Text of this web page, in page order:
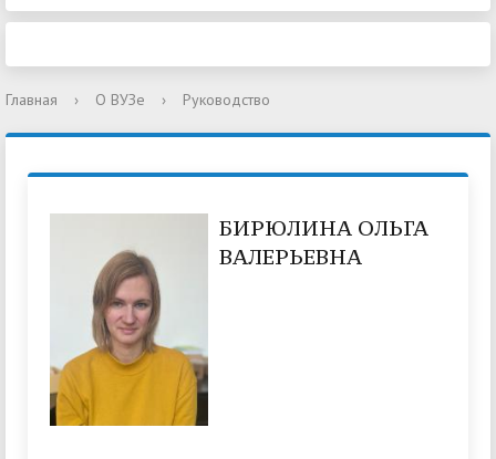
Главная › О ВУЗе › Руководство
БИРЮЛИНА ОЛЬГА
ВАЛЕРЬЕВНА